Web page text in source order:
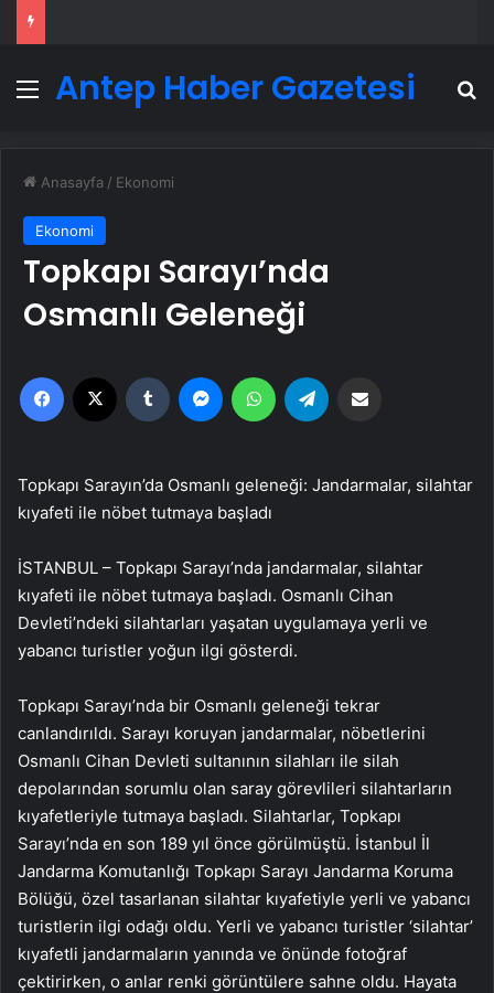
Menü
Antep Haber Gazetesi
Anasayfa / Ekonomi
Ekonomi
Topkapı Sarayı’nda
Osmanlı Geleneği
Facebook Tumblr MessengerWhatsApp
Topkapı Sarayın’da Osmanlı geleneği: Jandarmalar, silahtar
kıyafeti ile nöbet tutmaya başladı
İSTANBUL – Topkapı Sarayı’nda jandarmalar, silahtar
kıyafeti ile nöbet tutmaya başladı. Osmanlı Cihan
Devleti’ndeki silahtarları yaşatan uygulamaya yerli ve
yabancı turistler yoğun ilgi gösterdi.
Topkapı Sarayı’nda bir Osmanlı geleneği tekrar
canlandırıldı. Sarayı koruyan jandarmalar, nöbetlerini
Osmanlı Cihan Devleti sultanının silahları ile silah
depolarından sorumlu olan saray görevlileri silahtarların
kıyafetleriyle tutmaya başladı. Silahtarlar, Topkapı
Sarayı’nda en son 189 yıl önce görülmüştü. İstanbul İl
Jandarma Komutanlığı Topkapı Sarayı Jandarma Koruma
Bölüğü, özel tasarlanan silahtar kıyafetiyle yerli ve yabancı
turistlerin ilgi odağı oldu. Yerli ve yabancı turistler ‘silahtar’
kıyafetli jandarmaların yanında ve önünde fotoğraf
çektirirken, o anlar renki görüntülere sahne oldu. Hayata